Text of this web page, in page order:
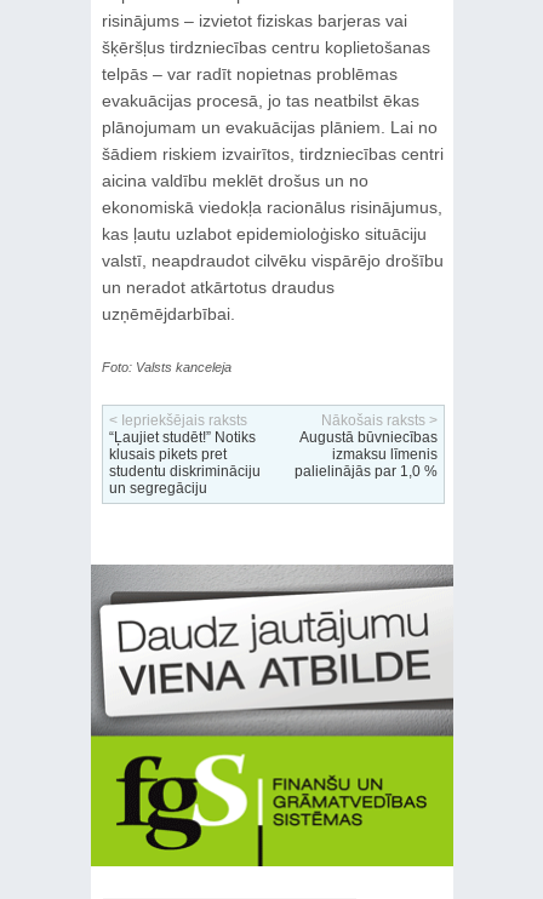
risinājums – izvietot fiziskas barjeras vai
šķēršļus tirdzniecības centru koplietošanas
telpās – var radīt nopietnas problēmas
evakuācijas procesā, jo tas neatbilst ēkas
plānojumam un evakuācijas plāniem. Lai no
šādiem riskiem izvairītos, tirdzniecības centri
aicina valdību meklēt drošus un no
ekonomiskā viedokļa racionālus risinājumus,
kas ļautu uzlabot epidemioloģisko situāciju
valstī, neapdraudot cilvēku vispārējo drošību
un neradot atkārtotus draudus
uzņēmējdarbībai.
Foto: Valsts kanceleja
< Iepriekšējais raksts
“Ļaujiet studēt!” Notiks
klusais pikets pret
studentu diskrimināciju
un segregāciju
Nākošais raksts >
Augustā būvniecības
izmaksu līmenis
palielinājās par 1,0 %